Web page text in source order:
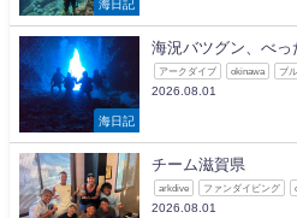
海日記
海日記
海況バツグン、べっ
アークダイブ okinawa ブ
2026.08.01
チーム滋賀県
arkdive ファンダイビング
2026.08.01